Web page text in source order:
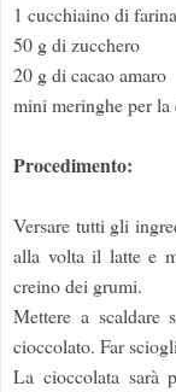
1 cucchiaino di farina
50 g di zucchero
20 g di cacao amaro
mini meringhe per la
Procedimento:
Versare tutti gli
alla volta il latte e
creino dei grumi.
Mettere a scaldare
cioccolato. Far
La cioccolata sarà